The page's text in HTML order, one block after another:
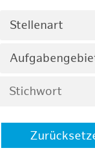
Stellenart